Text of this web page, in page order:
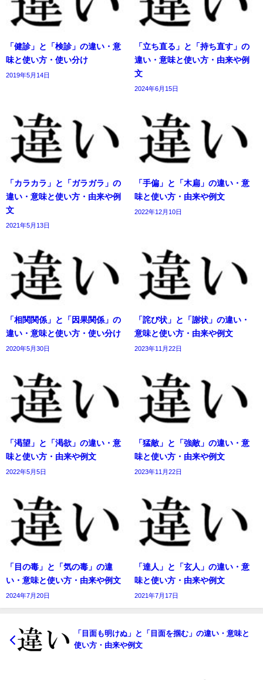
「健診」と「検診」の違い・意
味と使い方・使い分け
2019年5月14日
「立ち直る」と「持ち直す」の
違い・意味と使い方・由来や例
文
2024年6月15日
「カラカラ」と「ガラガラ」の
違い・意味と使い方・由来や例
文
2021年5月13日
「手偏」と「木扁」の違い・意
味と使い方・由来や例文
2022年12月10日
「相関関係」と「因果関係」の
違い・意味と使い方・使い分け
2020年5月30日
「詫び状」と「謝状」の違い・
意味と使い方・由来や例文
2023年11月22日
「渇望」と「渇欲」の違い・意
味と使い方・由来や例文
2022年5月5日
「猛敵」と「強敵」の違い・意
味と使い方・由来や例文
2023年11月22日
「目の毒」と「気の毒」の違
い・意味と使い方・由来や例文
2024年7月20日
「達人」と「玄人」の違い・意
味と使い方・由来や例文
2021年7月17日
「目面も明けぬ」と「目面を掴む」の違い・意味と
使い方・由来や例文